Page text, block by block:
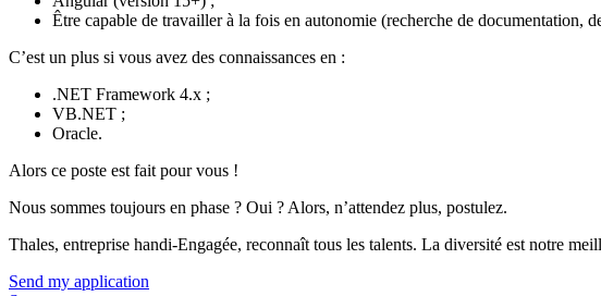
Être capable de travailler à la fois en autonomie (recherche de documentation,
C’est un plus si vous avez des connaissances en :
.NET Framework 4.x ;
VB.NET ;
Oracle.
Alors ce poste est fait pour vous !
Nous sommes toujours en phase ? Oui ? Alors, n’attendez plus, postulez.
Thales, entreprise handi-Engagée, reconnaît tous les talents. La diversité est notre
Send my application